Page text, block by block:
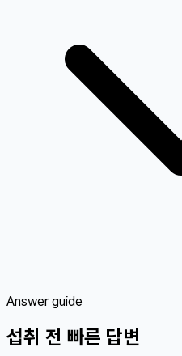
Answer guide
섭취 전 빠른 답변